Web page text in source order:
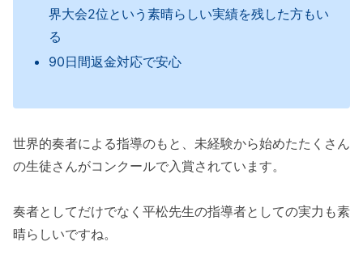
界大会2位という素晴らしい実績を残した方もい
る
90日間返金対応で安心
世界的奏者による指導のもと、未経験から始めたたくさん
の生徒さんがコンクールで入賞されています。
奏者としてだけでなく平松先生の指導者としての実力も素
晴らしいですね。